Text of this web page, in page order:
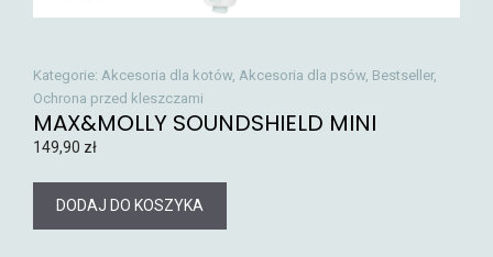
MAX&MOLLY SOUNDSHIELD MINI
149,90 zł
DODAJ DO KOSZYKA
Kategorie: Akcesoria dla kotów, Akcesoria dla psów, Bestseller,
Ochrona przed kleszczami